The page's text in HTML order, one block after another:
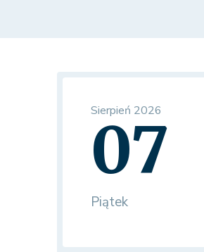
Sierpień 2026
07
Piątek